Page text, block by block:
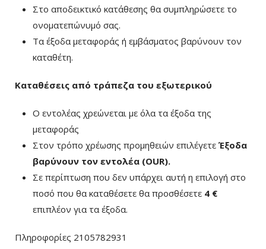
Στο αποδεικτικό κατάθεσης θα συμπληρώσετε το
ονοματεπώνυμό σας.
Τα έξοδα μεταφοράς ή εμβάσματος βαρύνουν τον
καταθέτη.
Καταθέσεις από τράπεζα του εξωτερικού
Ο εντολέας χρεώνεται με όλα τα έξοδα της
μεταφοράς
Στον τρόπο χρέωσης προμηθειών επιλέγετε Έξοδα
βαρύνουν τον εντολέα (ΟUR).
Σε περίπτωση που δεν υπάρχει αυτή η επιλογή στο
ποσό που θα καταθέσετε θα προσθέσετε 4 €
επιπλέον για τα έξοδα.
Πληροφορίες 2105782931